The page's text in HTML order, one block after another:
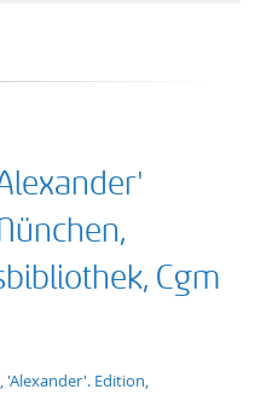
Cgm
'Alexander'. Edition,